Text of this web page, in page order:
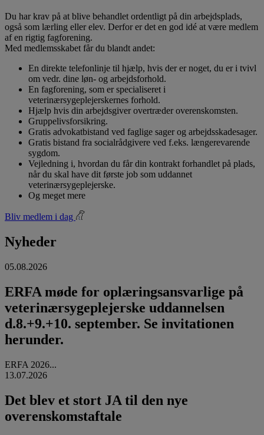
Du har krav på at blive behandlet ordentligt på din arbejdsplads,
også som lærling eller elev. Derfor er det en god idé at være medlem
af en rigtig fagforening.
Med medlemsskabet får du blandt andet:
En direkte telefonlinje til hjælp, hvis der er noget, du er i tvivl
om vedr. dine løn- og arbejdsforhold.
En fagforening, som er specialiseret i
veterinærsygeplejerskernes forhold.
Hjælp hvis din arbejdsgiver overtræder overenskomsten.
Gruppelivsforsikring.
Gratis advokatbistand ved faglige sager og arbejdsskadesager.
Gratis bistand fra socialrådgivere ved f.eks. længerevarende
sygdom.
Vejledning i, hvordan du får din kontrakt forhandlet på plads,
når du skal have dit første job som uddannet
veterinærsygeplejerske.
Og meget mere
Bliv medlem i dag
Nyheder
05.08.2026
ERFA møde for oplæringsansvarlige på
veterinærsygeplejerske uddannelsen
d.8.+9.+10. september. Se invitationen
herunder.
ERFA 2026...
13.07.2026
Det blev et stort JA til den nye
overenskomstaftale